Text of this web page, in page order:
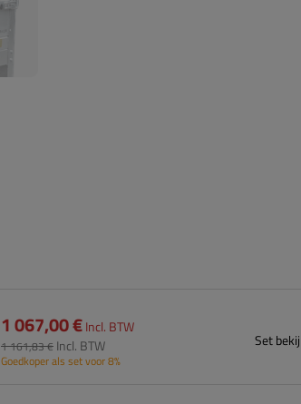
1 067,00 €Incl. BTW
1 161,83 € Incl. BTW
Goedkoper als set voor 8%
Set